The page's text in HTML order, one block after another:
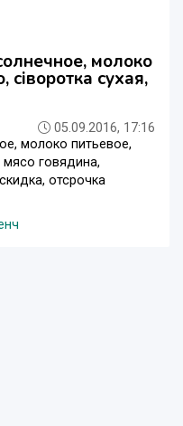
молоко
сіворотка сухая,
05.09.2016, 17:16
молоко питьевое,
мясо говядина,
отсрочка